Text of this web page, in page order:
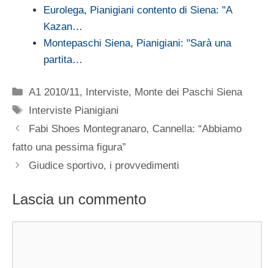
Eurolega, Pianigiani contento di Siena: "A
Kazan…
Montepaschi Siena, Pianigiani: "Sarà una
partita…
Categorie
A1 2010/11, Interviste, Monte dei Paschi Siena
Tag
Interviste Pianigiani
Fabi Shoes Montegranaro, Cannella: “Abbiamo
fatto una pessima figura”
Giudice sportivo, i provvedimenti
Lascia un commento